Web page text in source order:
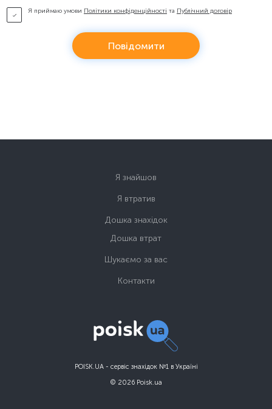
Я приймаю умови Політики конфіденційності та Публічний договір
Повідомити
POISK.UA - сервіс знахідок №1 в Україні
© 2026 Poisk.ua
Я знайшов
Я втратив
Дошка знахідок
Дошка втрат
Шукаємо за вас
Контакти